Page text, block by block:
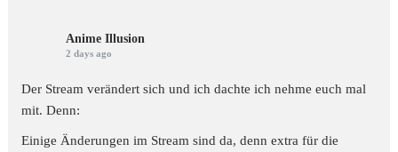
Anime Illusion
2 days ago
Der Stream verändert sich und ich dachte ich nehme euch mal
mit. Denn:
Einige Änderungen im Stream sind da, denn extra für die